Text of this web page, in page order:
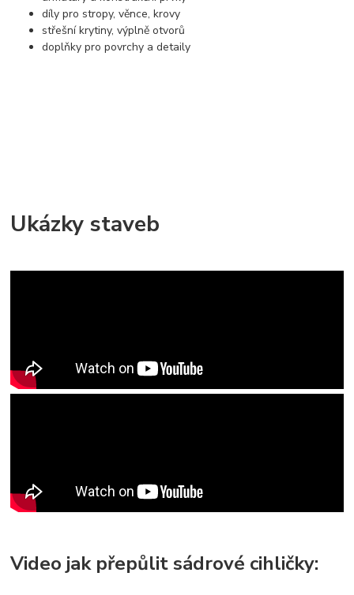
díly pro stropy, věnce, krovy
střešní krytiny, výplně otvorů
doplňky pro povrchy a detaily
Ukázky staveb
Video jak přepůlit sádrové cihličky: